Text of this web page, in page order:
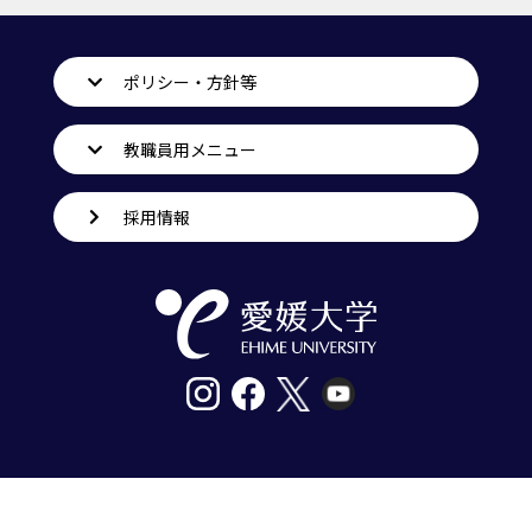
ポリシー・方針等
教職員用メニュー
採用情報